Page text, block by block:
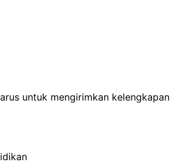
untuk mengirimkan kelengkapan